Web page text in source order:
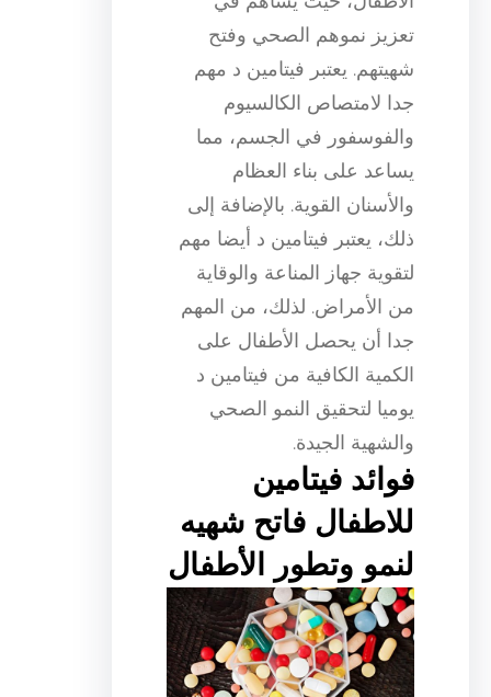
تعزيز نموهم الصحي وفتح
شهيتهم. يعتبر فيتامين د مهم
جدا لامتصاص الكالسيوم
والفوسفور في الجسم، مما
يساعد على بناء العظام
والأسنان القوية. بالإضافة إلى
ذلك، يعتبر فيتامين د أيضا مهم
لتقوية جهاز المناعة والوقاية
من الأمراض. لذلك، من المهم
جدا أن يحصل الأطفال على
الكمية الكافية من فيتامين د
يوميا لتحقيق النمو الصحي
والشهية الجيدة.
فوائد فيتامين
للاطفال فاتح شهيه
لنمو وتطور الأطفال